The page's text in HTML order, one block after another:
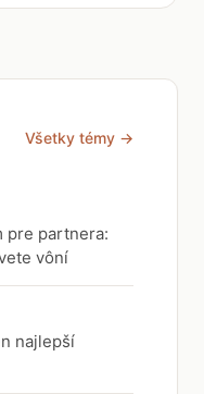
Všetky témy →
pre partnera:
vôní
najlepší